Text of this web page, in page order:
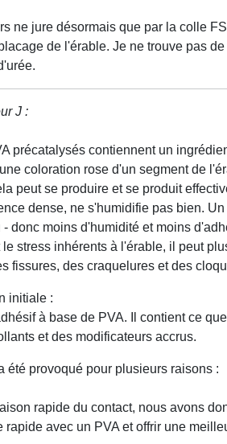
ne jure désormais que par la colle
de l'érable. Je ne trouve pas
J :
précatalysés contiennent un
coloration rose d'un segment de
peut se produire et se produit
dense, ne s'humidifie pas bien.
donc moins d'humidité et moins
stress inhérents à l'érable, il peut
fissures, des craquelures et des
initiale :
à base de PVA. Il contient ce
et des modificateurs accrus.
été provoqué pour plusieurs raisons :
rapide du contact, nous avons
rapide avec un PVA et offrir une